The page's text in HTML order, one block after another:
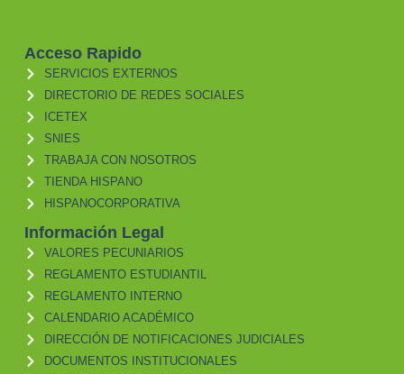
Acceso Rapido
SERVICIOS EXTERNOS
DIRECTORIO DE REDES SOCIALES
ICETEX
SNIES
TRABAJA CON NOSOTROS
TIENDA HISPANO
HISPANOCORPORATIVA
Información Legal
VALORES PECUNIARIOS
REGLAMENTO ESTUDIANTIL
REGLAMENTO INTERNO
CALENDARIO ACADÉMICO
DIRECCIÓN DE NOTIFICACIONES JUDICIALES
DOCUMENTOS INSTITUCIONALES